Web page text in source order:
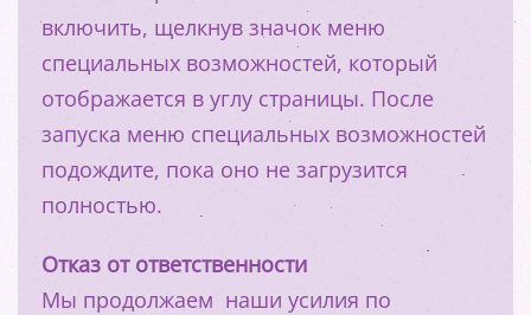
включить, щелкнув значок меню
специальных возможностей, который
отображается в углу страницы. После
запуска меню специальных возможностей
подождите, пока оно не загрузится
полностью.
Отказ от ответственности
Мы продолжаем наши усилия по